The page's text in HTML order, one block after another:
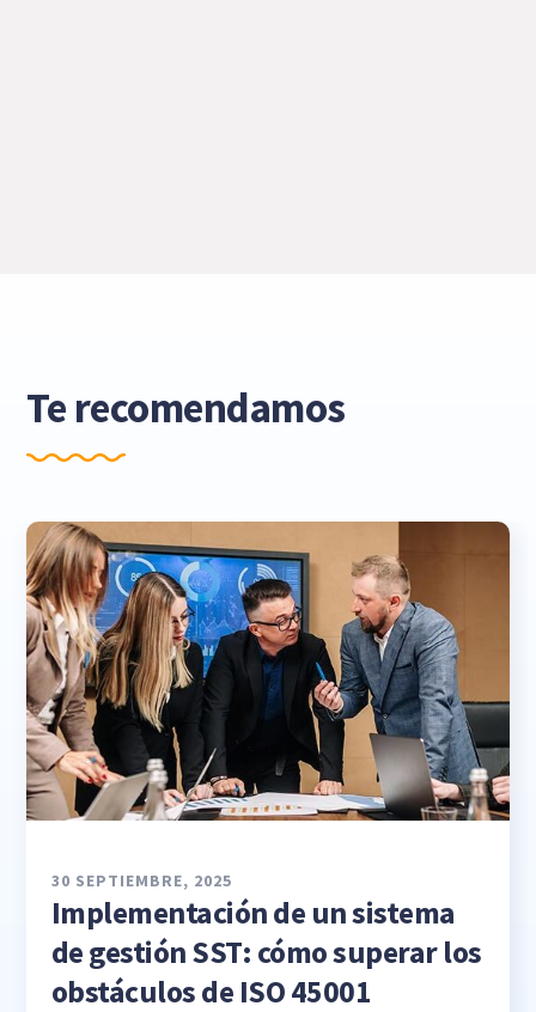
Te recomendamos
30 SEPTIEMBRE, 2025
Implementación de un sistema
de gestión SST: cómo superar los
obstáculos de ISO 45001